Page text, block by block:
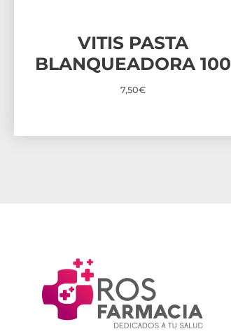
VITIS PASTA
BLANQUEADORA 100
7,50€